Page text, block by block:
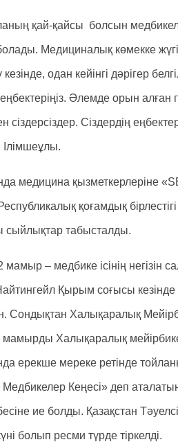
қай-қайсы болсын
болады. Медициналық көмекке
одан кейінгі дәрігер
Әлемде орын
сіздерсіздер. Сіздердің
медицина қызметкерлеріне
Республикалық қоғамдық
сыйлықтар табысталды.
мамыр – медбике ісінің
Қырым соғысы
Сондықтан Халықаралық
Халықаралық
ерекше мереке ретінде
Кеңесі» деп
ие болды. Қазақстан
болып ресми түрде тіркелді.